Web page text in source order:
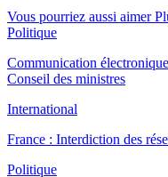
Vous pourriez aussi aimer
Politique
Communication
Conseil des ministres
International
France : Interdiction des
Politique